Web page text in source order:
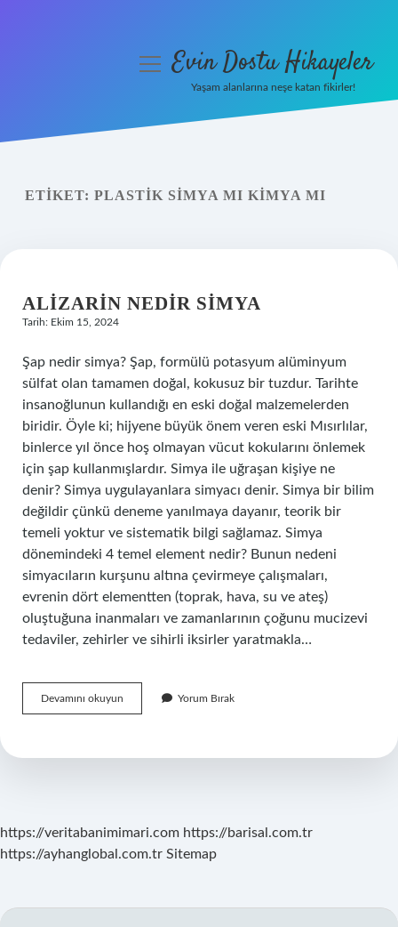
Yasal Uyarı
menüyüEvin Dostu Hikayeler
Yaşam alanlarına neşe katan fikirler!
ETIKET: PLASTIK SIMYA MI KIMYA MI
ALIZARIN NEDIR SIMYA
Tarih: Ekim 15, 2024
Şap nedir simya? Şap, formülü potasyum alüminyum
sülfat olan tamamen doğal, kokusuz bir tuzdur. Tarihte
insanoğlunun kullandığı en eski doğal malzemelerden
biridir. Öyle ki; hijyene büyük önem veren eski Mısırlılar,
binlerce yıl önce hoş olmayan vücut kokularını önlemek
için şap kullanmışlardır. Simya ile uğraşan kişiye ne
denir? Simya uygulayanlara simyacı denir. Simya bir bilim
değildir çünkü deneme yanılmaya dayanır, teorik bir
temeli yoktur ve sistematik bilgi sağlamaz. Simya
dönemindeki 4 temel element nedir? Bunun nedeni
simyacıların kurşunu altına çevirmeye çalışmaları,
evrenin dört elementten (toprak, hava, su ve ateş)
oluştuğuna inanmaları ve zamanlarının çoğunu mucizevi
tedaviler, zehirler ve sihirli iksirler yaratmakla…
Devamını okuyun
Nedir
Yorum Bırak
https://veritabanimimari.com https://barisal.com.tr
https://ayhanglobal.com.tr Sitemap